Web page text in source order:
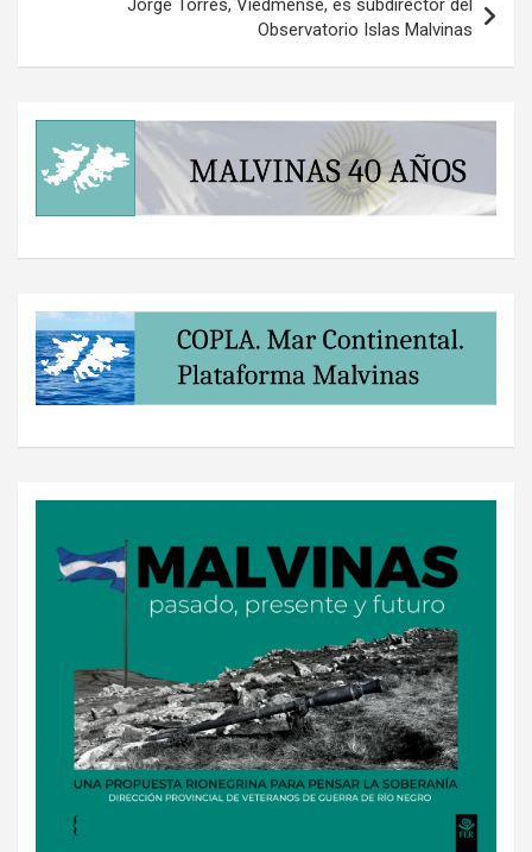
Jorge Torres, Viedmense, es subdirector del
Observatorio Islas Malvinas